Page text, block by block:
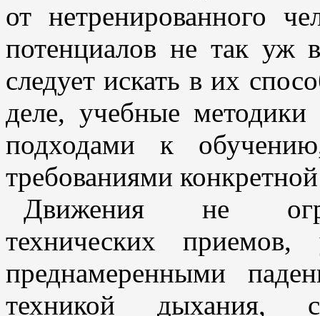
от нетренированного
потенциалов не так уж
следует искать в их
деле, учебные
подходами к
требованиями
Движения не
технических
преднамеренными
техникой дыхания,